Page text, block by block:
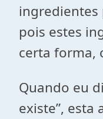
ingredientes
pois estes
certa forma,
Quando eu
existe”, esta